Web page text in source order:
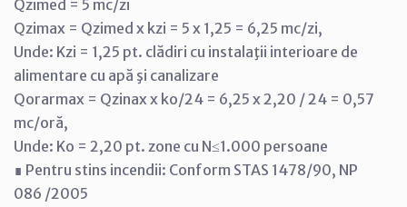
Qzimed = 5 mc/zi
Qzimax = Qzimed x kzi = 5 x 1,25 = 6,25 mc/zi,
Unde: Kzi = 1,25 pt. clădiri cu instalaţii interioare de
alimentare cu apă şi canalizare
Qorarmax = Qzinax x ko/24 = 6,25 x 2,20 / 24 = 0,57
mc/oră,
Unde: Ko = 2,20 pt. zone cu N≤1.000 persoane
∎ Pentru stins incendii: Conform STAS 1478/90, NP
086 /2005